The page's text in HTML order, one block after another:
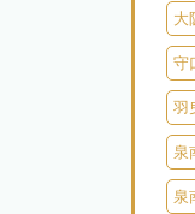
大
守
羽
泉
泉